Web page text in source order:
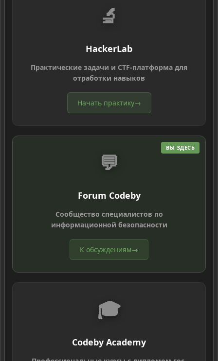
🔬
HackerLab
Практические задачи и CTF-платформа для
отработки навыков
Начать практику→
ВЫ ЗДЕСЬ
💬
Forum Codeby
Сообщество специалистов по
информационной безопасности
К обсуждениям→
🎓
Codeby Academy